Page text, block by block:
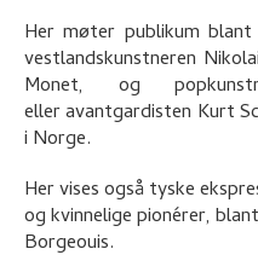
Her møter publikum
vestlandskunstneren
Monet, og
eller avantgardisten Kurt
i Norge.
Her vises også tyske
og kvinnelige pionérer,
Borgeouis.